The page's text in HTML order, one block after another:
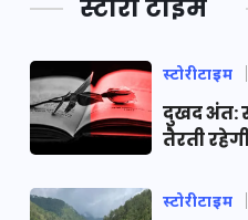
स्टोरी टाइम
स्टोरीटाइम
दुखद अंत:
तैरती
स्टोरीटाइम